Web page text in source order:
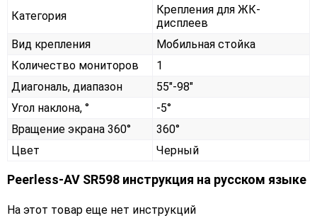
Категория
Крепления для ЖК-
дисплеев
Вид крепления
Мобильная стойка
Количество мониторов
1
Диагональ, диапазон
55"-98"
Угол наклона, °
-5°
Вращение экрана 360°
360°
Цвет
Черный
Peerless-AV SR598 инструкция на русском языке
На этот товар еще нет инструкций